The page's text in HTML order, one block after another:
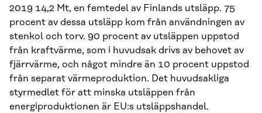
2019 14,2 Mt, en femtedel av Finlands utsläpp. 75
procent av dessa utsläpp kom från användningen av
stenkol och torv. 90 procent av utsläppen uppstod
från kraftvärme, som i huvudsak drivs av behovet av
fjärrvärme, och något mindre än 10 procent uppstod
från separat värmeproduktion. Det huvudsakliga
styrmedlet för att minska utsläppen från
energiproduktionen är EU:s utsläppshandel.